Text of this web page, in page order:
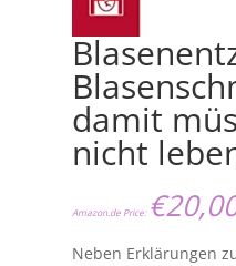
damit
nicht
Amazon.de Price: €
Neben Erklärungen